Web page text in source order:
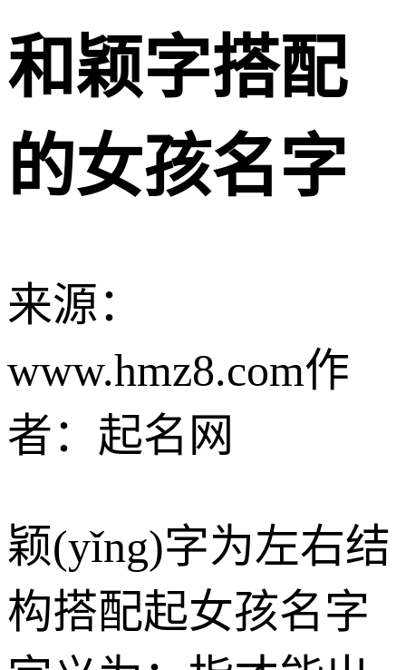
和颖字搭配
的女孩名字
来源：
www.hmz8.com作
者：起名网
颖(yǐng)字为左右结
构搭配起女孩名字